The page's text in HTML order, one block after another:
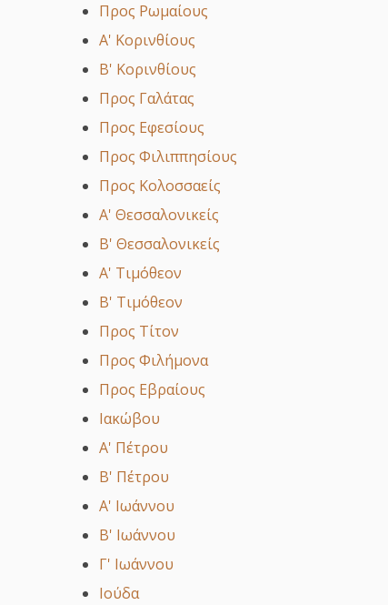
Προς Ρωμαίους
Α' Κορινθίους
Β' Κορινθίους
Προς Γαλάτας
Προς Εφεσίους
Προς Φιλιππησίους
Προς Κολοσσαείς
Α' Θεσσαλονικείς
Β' Θεσσαλονικείς
Α' Τιμόθεον
Β' Τιμόθεον
Προς Τίτον
Προς Φιλήμονα
Προς Εβραίους
Ιακώβου
Α' Πέτρου
Β' Πέτρου
Α' Ιωάννου
Β' Ιωάννου
Γ' Ιωάννου
Ιούδα